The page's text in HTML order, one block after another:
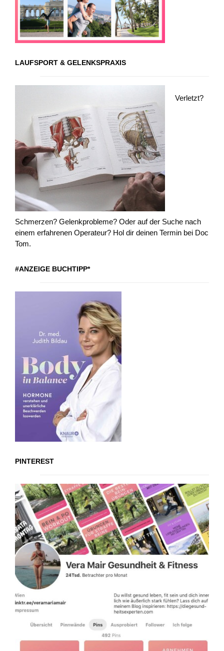
LAUFSPORT & GELENKSPRAXIS
Verletzt?
Schmerzen? Gelenkprobleme? Oder auf der Suche nach
einem erfahrenen Operateur? Hol dir deinen Termin bei Doc
Tom.
#ANZEIGE BUCHTIPP*
PINTEREST